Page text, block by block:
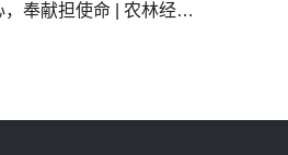
热血践初心，奉献担使命 | 农林经济管理本科生党支部召开党员大会并开展集体无偿献血活动